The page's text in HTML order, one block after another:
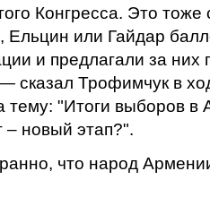
Конгресса. Это
Ельцин или Гайдар
и предлагали за них
сказал Трофимчук в
тему: "Итоги выборов в
– новый этап?".
что народ